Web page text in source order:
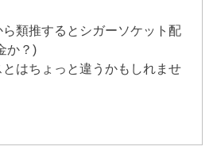
類推するとシガーソケット配
か？)
はちょっと違うかもしれませ